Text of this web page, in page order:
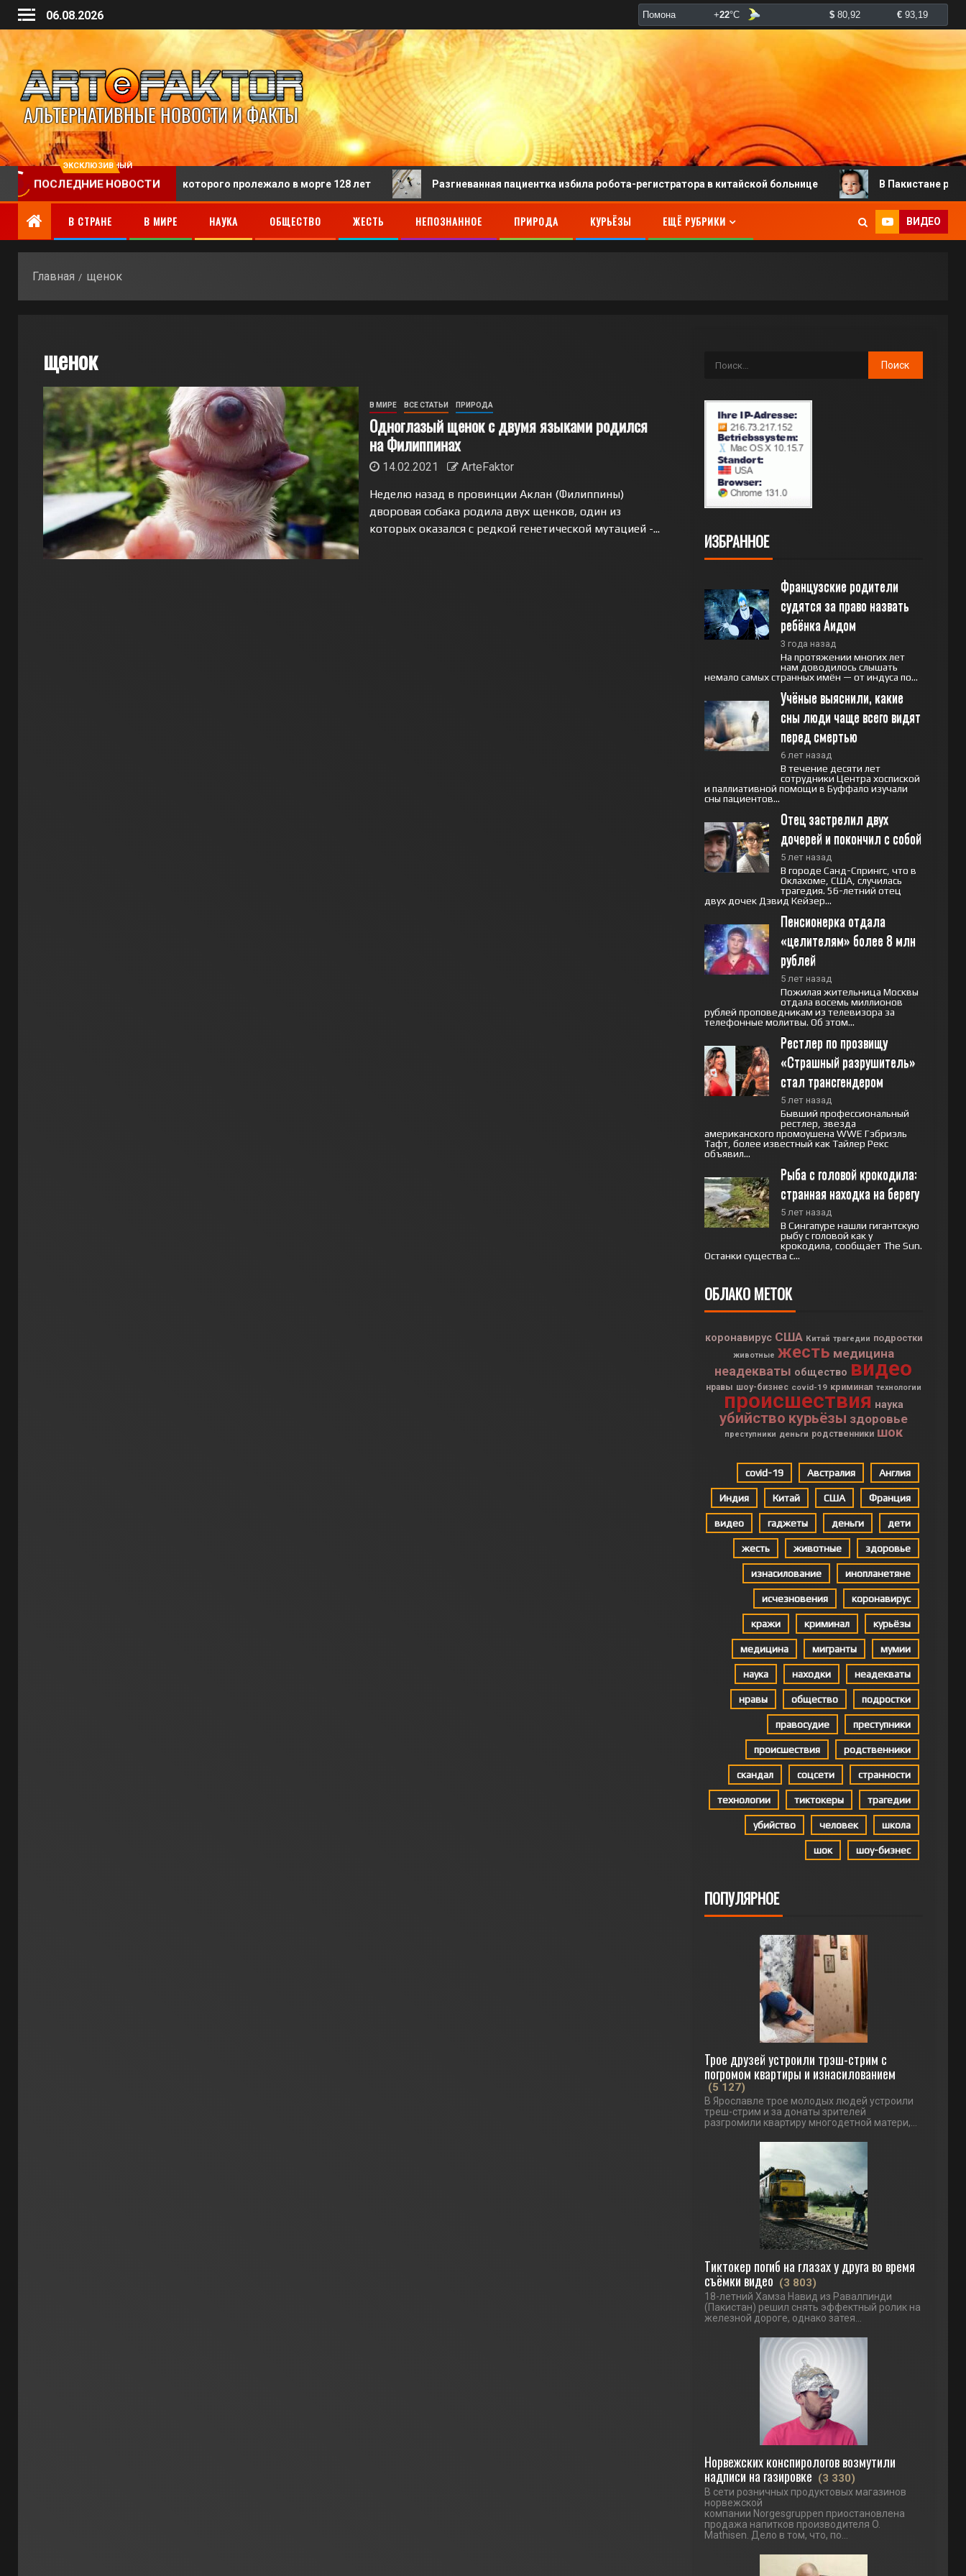
06.08.2026
ЭКСКЛЮЗИВНЫЙ
ПОСЛЕДНИЕ НОВОСТИ
человека, тело которого пролежало в морге 128 лет Разгневанная пациентка избила робота-регистратора в китайской больнице В Пакистане родился
В СТРАНЕ В МИРЕ НАУКА ОБЩЕСТВО ЖЕСТЬ НЕПОЗНАННОЕ ПРИРОДА КУРЬЁЗЫ ЕЩЁ РУБРИКИ ВИДЕО
Главная щенок
щенок
В МИРЕ ВСЕ СТАТЬИ ПРИРОДА
Одноглазый щенок с двумя языками родился
на Филиппинах
14.02.2021
ArteFaktor
Неделю назад в провинции Аклан (Филиппины)
дворовая собака родила двух щенков, один из
которых оказался с редкой генетической мутацией -...
ИЗБРАННОЕ
Французские родители
судятся за право назвать
ребёнка Аидом
3 года назад
На протяжении многих лет
нам доводилось слышать
немало самых странных имён — от индуса по...
Учёные выяснили, какие
сны люди чаще всего видят
перед смертью
6 лет назад
В течение десяти лет
сотрудники Центра хоспиской
и паллиативной помощи в Буффало изучали
сны пациентов...
Отец застрелил двух
дочерей и покончил с собой
5 лет назад
В городе Санд-Спрингс, что в
Оклахоме, США, случилась
трагедия. 56-летний отец
двух дочек Дэвид Кейзер...
Пенсионерка отдала
«целителям» более 8 млн
рублей
5 лет назад
Пожилая жительница Москвы
отдала восемь миллионов
рублей проповедникам из телевизора за
телефонные молитвы. Об этом...
Рестлер по прозвищу
«Страшный разрушитель»
стал трансгендером
5 лет назад
Бывший профессиональный
рестлер, звезда
американского промоушена WWE Гэбриэль
Тафт, более известный как Тайлер Рекс
объявил...
Рыба с головой крокодила:
странная находка на берегу
5 лет назад
В Сингапуре нашли гигантскую
рыбу с головой как у
крокодила, сообщает The Sun.
Останки существа с...
ОБЛАКО МЕТОК
коронавирус США Китай трагедии подростки
животные жесть медицина
неадекваты общество видео
нравы шоу-бизнес covid-19 криминал технологии
происшествия наука
убийство курьёзы здоровье
преступники деньги родственники шок
covid-19 Австралия Англия
Индия Китай США Франция
видео гаджеты деньги дети
жесть животные здоровье
изнасилование инопланетяне
исчезновения коронавирус
кражи криминал курьёзы
медицина мигранты мумии
наука находки неадекваты
нравы общество подростки
правосудие преступники
происшествия родственники
скандал соцсети странности
технологии тиктокеры трагедии
убийство человек школа
шок шоу-бизнес
ПОПУЛЯРНОЕ
Трое друзей устроили трэш-стрим с
погромом квартиры и изнасилованием
(5 127)
В Ярославле трое молодых людей устроили
треш-стрим и за донаты зрителей
разгромили квартиру многодетной матери,...
Тиктокер погиб на глазах у друга во время
съёмки видео (3 803)
18-летний Хамза Навид из Равалпинди
(Пакистан) решил снять эффектный ролик на
железной дороге, однако затея...
Норвежских конспирологов возмутили
надписи на газировке (3 330)
В сети розничных продуктовых магазинов
норвежской
компании Norgesgruppen приостановлена
продажа напитков производителя O.
Mathisen. Дело в том, что, по...